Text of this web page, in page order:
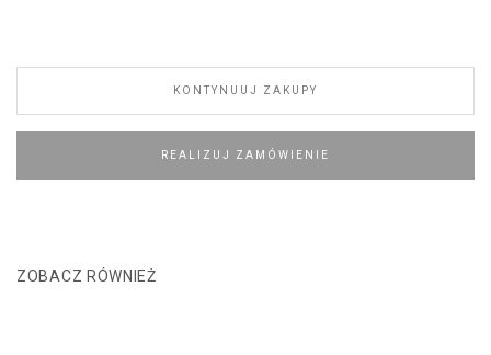
KONTYNUUJ ZAKUPY
REALIZUJ ZAMÓWIENIE
ZOBACZ RÓWNIEŻ